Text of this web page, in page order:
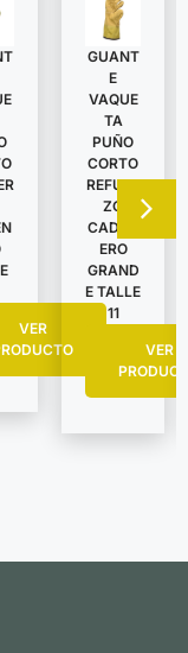
VER
GUANT
E
VAQUE
TA
PUÑO
CORTO
REFUER
ZO
CADEN
ERO
GRAND
E TALLE
11
VER